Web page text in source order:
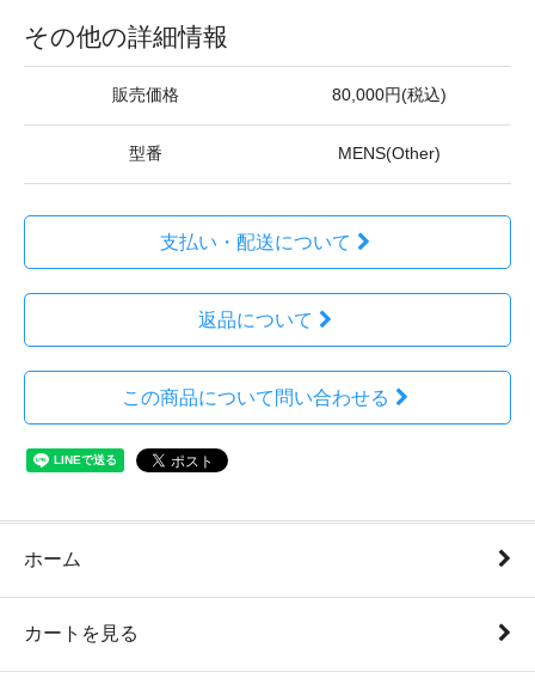
その他の詳細情報
販売価格 80,000円(税込)
型番 MENS(Other)
支払い・配送について
返品について
この商品について問い合わせる
ホーム
カートを見る